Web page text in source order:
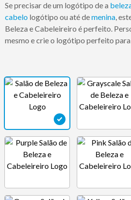
Se precisar de um logótipo de a
cabelo logótipo ou até demenina,
Beleza e Cabeleireiro é perfeito.
mesmo e crie o logótipo perfeito para